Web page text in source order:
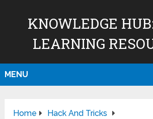
KNOWLEDGE
LEARNING
MENU
Home Hack And Tricks